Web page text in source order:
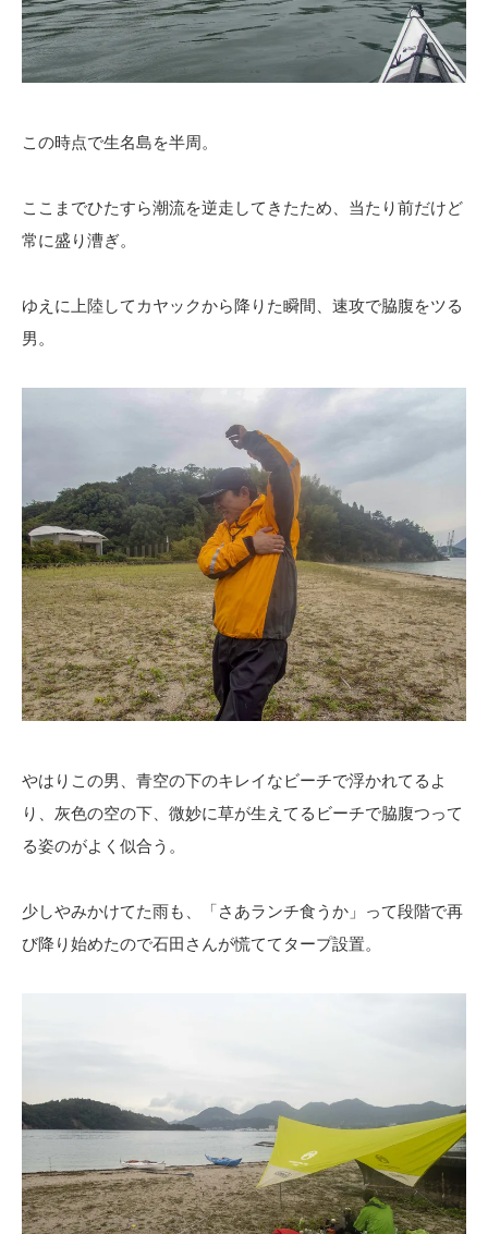
この時点で生名島を半周。
ここまでひたすら潮流を逆走してきたため、当たり前だけど
常に盛り漕ぎ。
ゆえに上陸してカヤックから降りた瞬間、速攻で脇腹をツる
男。
やはりこの男、青空の下のキレイなビーチで浮かれてるよ
り、灰色の空の下、微妙に草が生えてるビーチで脇腹つって
る姿のがよく似合う。
少しやみかけてた雨も、「さあランチ食うか」って段階で再
び降り始めたので石田さんが慌ててタープ設置。